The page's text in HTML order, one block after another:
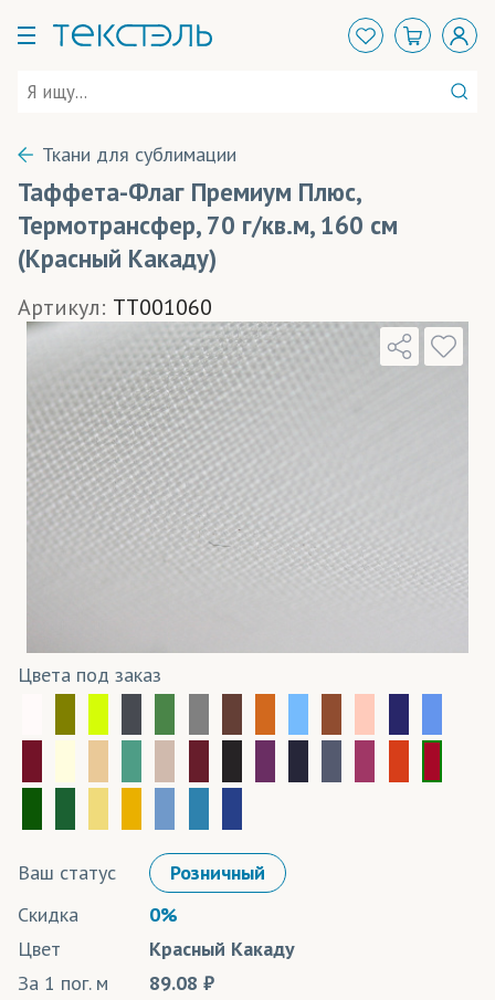
Ткани для сублимации
Таффета-Флаг Премиум Плюс,
Термотрансфер, 70 г/кв.м, 160 см
(Красный Какаду)
Артикул: TT001060
Цвета под заказ
Ваш статус
Розничный
Скидка
0%
Цвет
Красный Какаду
За 1 пог. м
89.08